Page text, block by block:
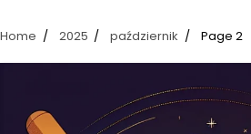
Home 2025 październik Page 2